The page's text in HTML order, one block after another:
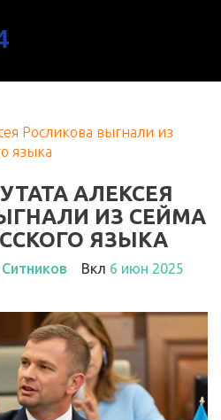
Росликова выгнали из
языка
АЛЕКСЕЯ
ИЗ СЕЙМА
ЯЗЫКА
Вкл 6 июн 2025